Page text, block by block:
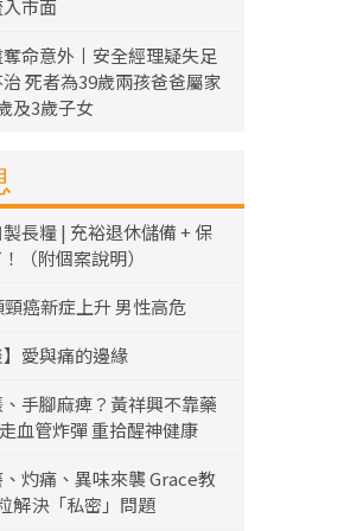
市面
命意外丨安全經理疑失足
死者為39歲兩孩爸爸屬家
及3歲子女
長糧 | 充裕退休儲備 + 保
（附個案說明）
癌新症上升 男性高危
】愛與痛的邊緣
手腳麻痺？黃祥興不靠藥
血管炸彈 重拾醒神健康
灼痛、異味來襲 Grace教
解決「私密」問題